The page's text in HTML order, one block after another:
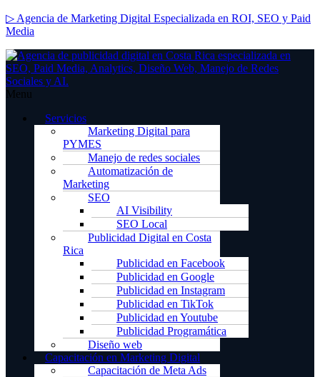
▷ Agencia de Marketing Digital Especializada en ROI, SEO y Paid
Media
Menu
Servicios
Marketing Digital para
PYMES
Manejo de redes sociales
Automatización de
Marketing
SEO
AI Visibility
SEO Local
Publicidad Digital en Costa
Rica
Publicidad en Facebook
Publicidad en Google
Publicidad en Instagram
Publicidad en TikTok
Publicidad en Youtube
Publicidad Programática
Diseño web
Capacitación en Marketing Digital
Capacitación de Meta Ads